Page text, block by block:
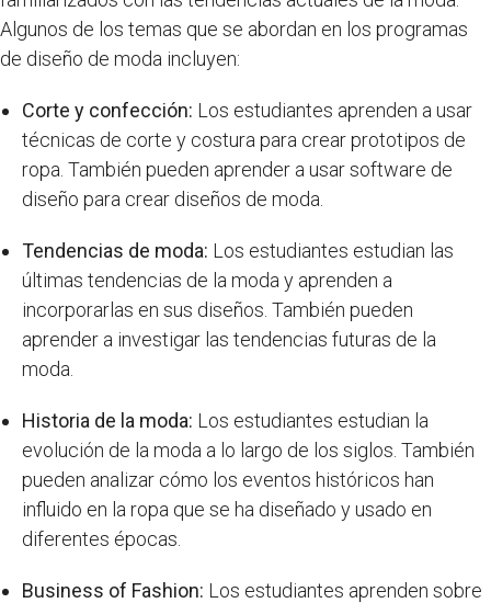
Algunos de los temas que se abordan en los programas
de diseño de moda incluyen:
Corte y confección: Los estudiantes aprenden a usar
técnicas de corte y costura para crear prototipos de
ropa. También pueden aprender a usar software de
diseño para crear diseños de moda.
Tendencias de moda: Los estudiantes estudian las
últimas tendencias de la moda y aprenden a
incorporarlas en sus diseños. También pueden
aprender a investigar las tendencias futuras de la
moda.
Historia de la moda: Los estudiantes estudian la
evolución de la moda a lo largo de los siglos. También
pueden analizar cómo los eventos históricos han
influido en la ropa que se ha diseñado y usado en
diferentes épocas.
Business of Fashion: Los estudiantes aprenden sobre